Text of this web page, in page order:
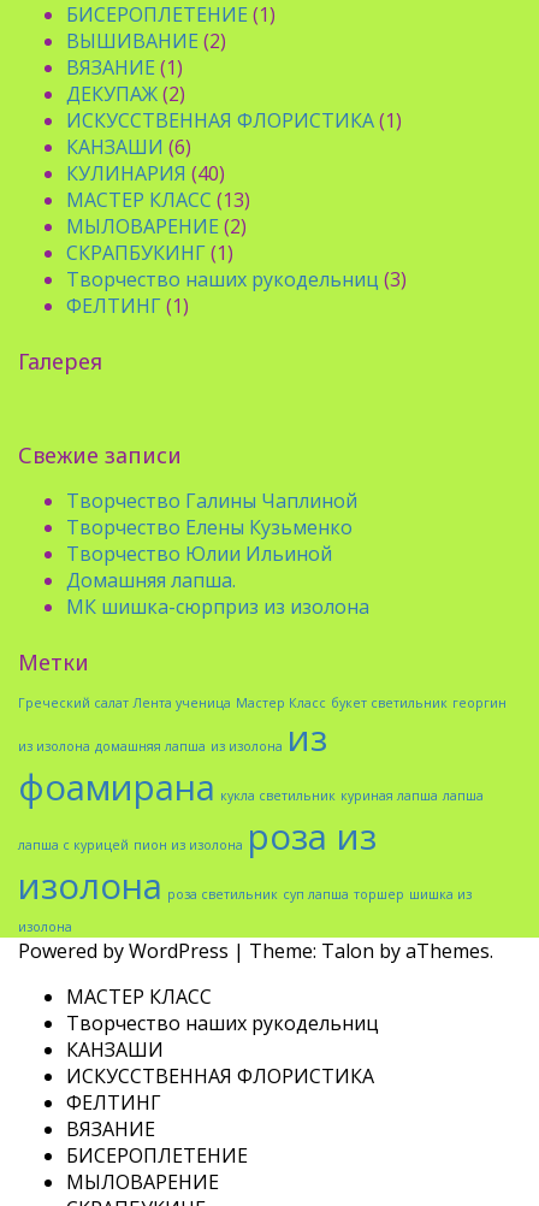
БИСЕРОПЛЕТЕНИЕ (1)
ВЫШИВАНИЕ (2)
ВЯЗАНИЕ (1)
ДЕКУПАЖ(2)
ИСКУССТВЕННАЯ ФЛОРИСТИКА(1)
КАНЗАШИ (6)
КУЛИНАРИЯ (40)
МАСТЕР КЛАСС (13)
МЫЛОВАРЕНИЕ (2)
СКРАПБУКИНГ(1)
Творчество наших рукодельниц (3)
ФЕЛТИНГ(1)
Галерея
Свежие записи
Творчество Галины Чаплиной
Творчество Елены Кузьменко
Творчество Юлии Ильиной
Домашняя лапша.
МК шишка-сюрприз из изолона
Метки
Греческий салат Лента ученица Мастер Класс букет светильник георгин
из изолона домашняя лапша из изолона из
фоамирана кукла светильник куриная лапша лапша
лапша с курицей пион из изолона роза из
изолона роза светильник суп лапша торшер шишка из
изолона
Powered by WordPress | Theme: Talon by aThemes.
МАСТЕР КЛАСС
Творчество наших рукодельниц
КАНЗАШИ
ИСКУССТВЕННАЯ ФЛОРИСТИКА
ФЕЛТИНГ
ВЯЗАНИЕ
БИСЕРОПЛЕТЕНИЕ
МЫЛОВАРЕНИЕ